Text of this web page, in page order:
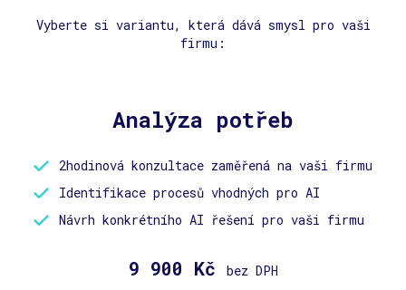
Vyberte si variantu, která dává smysl pro vaši
firmu:
Analýza potřeb
2hodinová konzultace zaměřená na vaši firmu
Identifikace procesů vhodných pro AI
Návrh konkrétního AI řešení pro vaši firmu
9 900 Kč bez DPH